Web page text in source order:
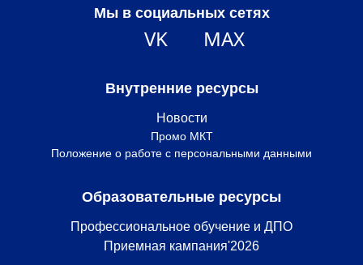
Мы в социальных сетях
VK MAX
Внутренние ресурсы
Новости
Промо МКТ
Положение о работе с персональными данными
Образовательные ресурсы
Профессиональное обучение и ДПО
Приемная кампания'2026